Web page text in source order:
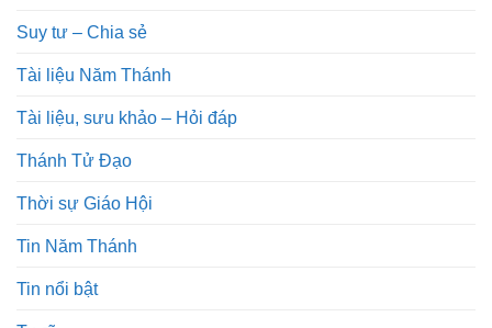
Suy tư – Chia sẻ
Tài liệu Năm Thánh
Tài liệu, sưu khảo – Hỏi đáp
Thánh Tử Đạo
Thời sự Giáo Hội
Tin Năm Thánh
Tin nổi bật